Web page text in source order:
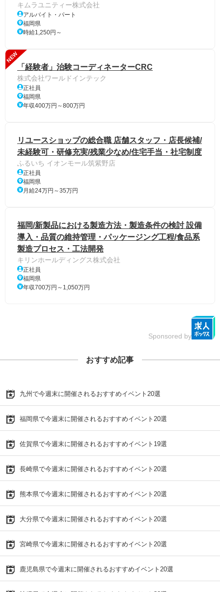
キムラユニティー株式会社
アルバイト・パート
福岡県
時給1,250円～
NEW
「経験者」治験コーディネーターCRC
株式会社ワールドインテック
正社員
福岡県
年収400万円～800万円
リユースショップの総合職 店舗スタッフ・店長候補/
未経験可・研修充実/残業少なめ/住宅手当・社宅制度
ふるいち イオンモール筑紫野店
正社員
福岡県
月給24万円～35万円
福岡/新製品における製造方法・製造条件の検討 設備
導入・品質の維持管理・パッケージング工程/食品系
製造プロセス・工法開発
キリンホールディングス株式会社
正社員
福岡県
年収700万円～1,050万円
Sponsored by
おすすめ記事
九州で今週末に開催されるおすすめイベント20選
福岡県で今週末に開催されるおすすめイベント20選
佐賀県で今週末に開催されるおすすめイベント19選
長崎県で今週末に開催されるおすすめイベント20選
熊本県で今週末に開催されるおすすめイベント20選
大分県で今週末に開催されるおすすめイベント20選
宮崎県で今週末に開催されるおすすめイベント20選
鹿児島県で今週末に開催されるおすすめイベント20選